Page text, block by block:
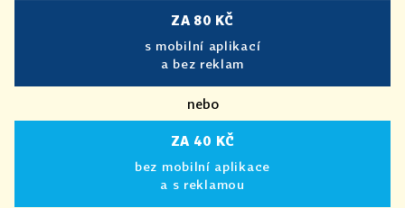
ZA 80 KČ
s mobilní aplikací
a bez reklam
nebo
ZA 40 KČ
bez mobilní aplikace
a s reklamou